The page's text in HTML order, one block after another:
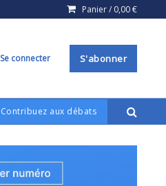
Panier / 0,00€
Se connecter S'abonner
Contribuez aux débats